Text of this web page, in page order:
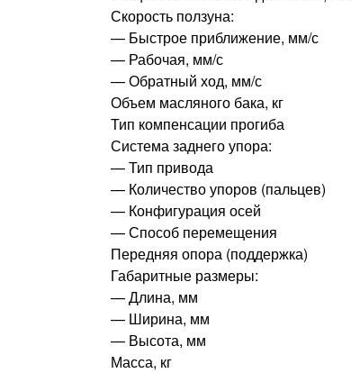
Скорость ползуна:
— Быстрое приближение, мм/с
— Рабочая, мм/с
— Обратный ход, мм/с
Объем масляного бака, кг
Тип компенсации прогиба
Система заднего упора:
— Тип привода
— Количество упоров (пальцев)
— Конфигурация осей
— Способ перемещения
Передняя опора (поддержка)
Габаритные размеры:
— Длина, мм
— Ширина, мм
— Высота, мм
Масса, кг